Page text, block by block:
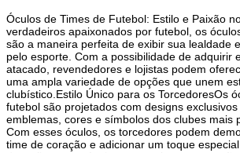
Óculos de Times de Futebol: Estilo e Paixão
verdadeiros apaixonados por futebol, os
são a maneira perfeita de exibir sua lealdade
pelo esporte. Com a possibilidade de adquirir
atacado, revendedores e lojistas podem
uma ampla variedade de opções que unem
clubístico.Estilo Único para os TorcedoresOs
futebol são projetados com designs
emblemas, cores e símbolos dos clubes mais
Com esses óculos, os torcedores podem
time de coração e adicionar um toque